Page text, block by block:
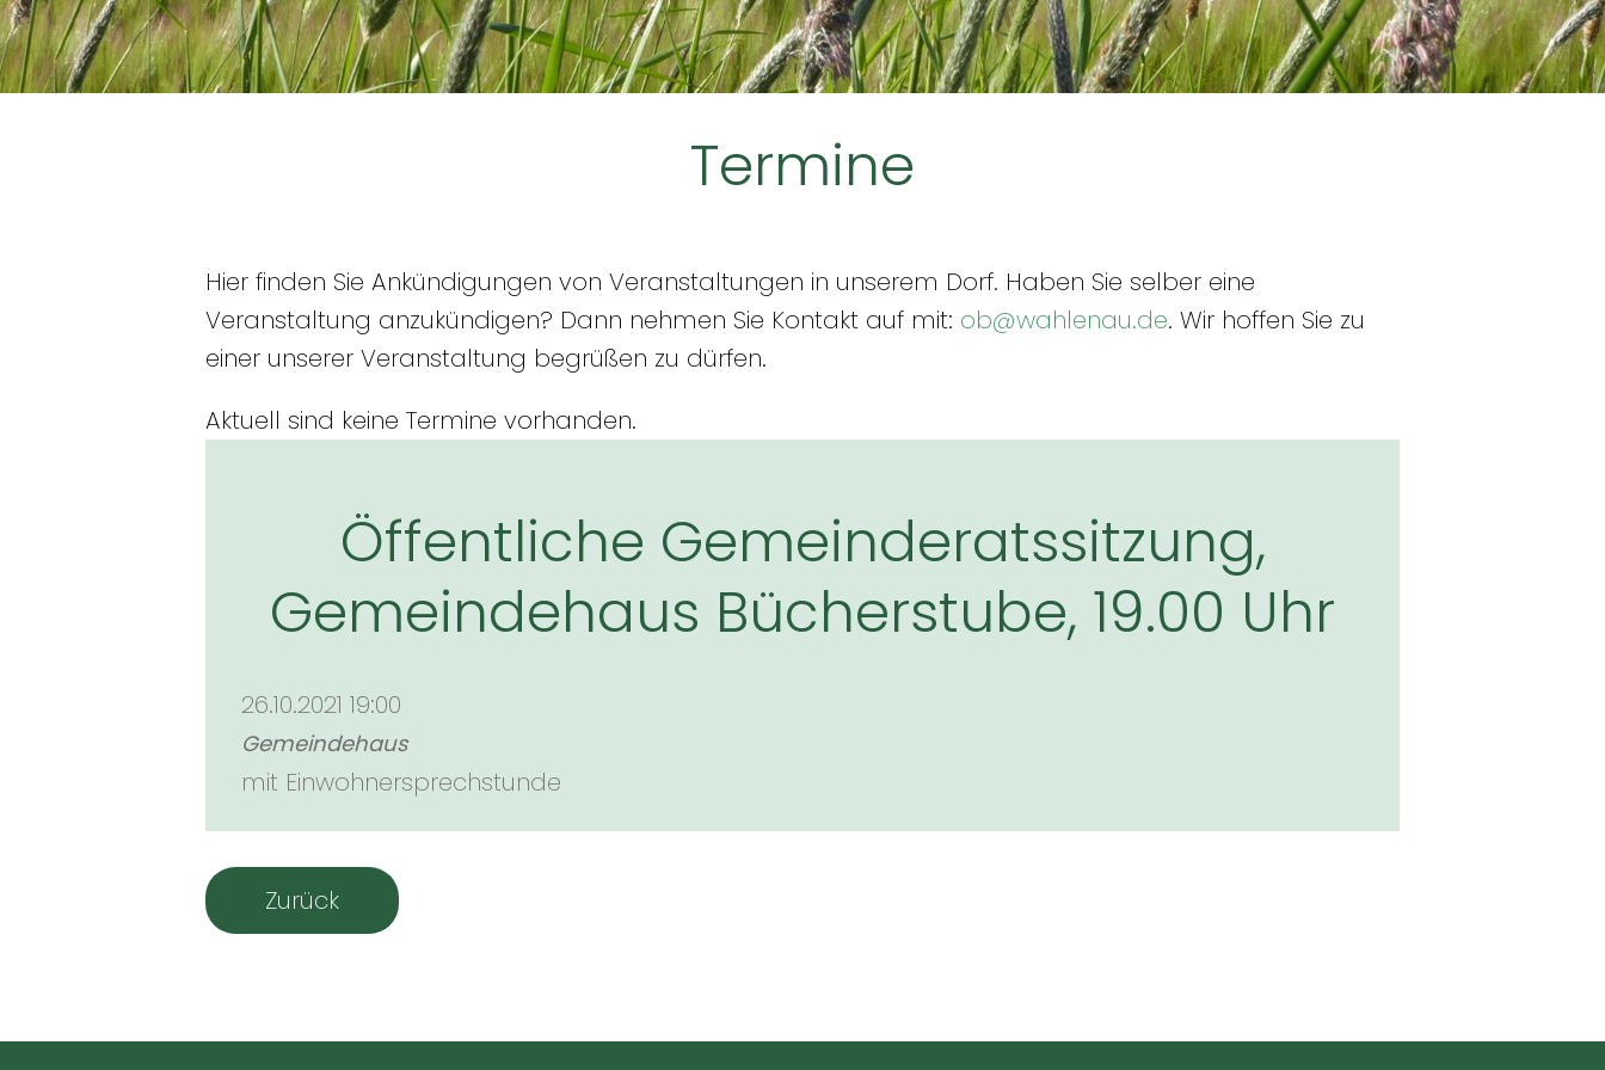
Termine
Hier finden Sie Ankündigungen von Veranstaltungen in unserem Dorf. Haben Sie selber eine
Veranstaltung anzukündigen? Dann nehmen Sie Kontakt auf mit: ob@wahlenau.de. Wir hoffen Sie zu
einer unserer Veranstaltung begrüßen zu dürfen.
Aktuell sind keine Termine vorhanden.
Öffentliche Gemeinderatssitzung,
Gemeindehaus Bücherstube, 19.00 Uhr
26.10.2021 19:00
Gemeindehaus
mit Einwohnersprechstunde
Zurück